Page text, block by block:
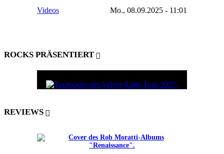
Videos Mo., 08.09.2025 - 11:01
ROCKS PRÄSENTIERT
REVIEWS